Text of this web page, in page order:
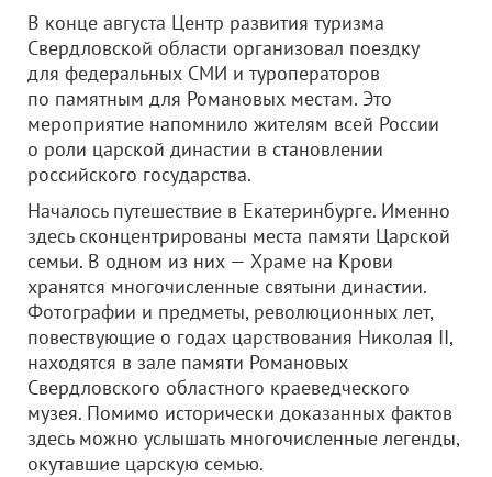
В конце августа Центр развития туризма
Свердловской области организовал поездку
для федеральных СМИ и туроператоров
по памятным для Романовых местам. Это
мероприятие напомнило жителям всей России
о роли царской династии в становлении
российского государства.
Началось путешествие в Екатеринбурге. Именно
здесь сконцентрированы места памяти Царской
семьи. В одном из них — Храме на Крови
хранятся многочисленные святыни династии.
Фотографии и предметы, революционных лет,
повествующие о годах царствования Николая II,
находятся в зале памяти Романовых
Свердловского областного краеведческого
музея. Помимо исторически доказанных фактов
здесь можно услышать многочисленные легенды,
окутавшие царскую семью.